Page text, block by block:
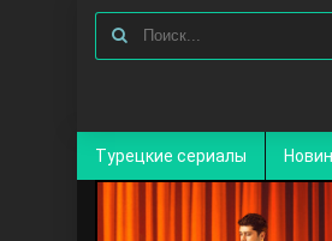
Турецкие сериалы